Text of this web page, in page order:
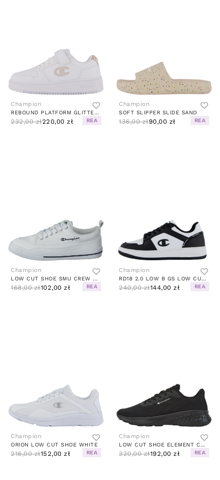
Champion
REBOUND PLATFORM GLITTER G PS BRIGHT WHITE
232,00 zł220,00 zł REA
Champion
SOFT SLIPPER SLIDE SAND
136,00 zł90,00 zł REA
Champion
LOW CUT SHOE SMU CREW WHITE
168,00 zł102,00 zł REA
Champion
RD18 2.0 LOW B GS LOW CUT SHOE WHITE SWAN
240,00 zł144,00 zł REA
Champion
ORION LOW CUT SHOE WHITE
216,00 zł152,00 zł REA
Champion
LOW CUT SHOE ELEMENT CORE KK002
320,00 zł192,00 zł REA